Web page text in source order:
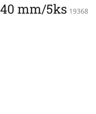
mm/5ks 19368